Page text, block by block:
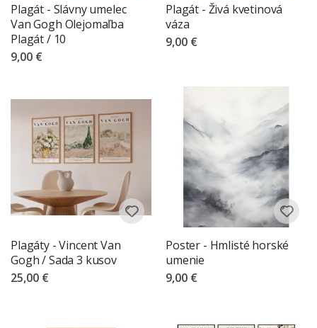
Plagát - Slávny umelec
Van Gogh Olejomaľba
Plagát / 10
9,00 €
Plagát - Živá kvetinová
váza
9,00 €
Plagáty - Vincent Van
Gogh / Sada 3 kusov
25,00 €
Poster - Hmlisté horské
umenie
9,00 €